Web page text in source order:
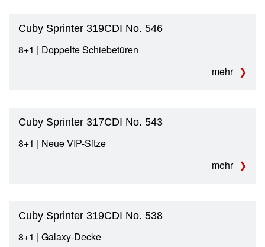
Cuby Sprinter 319CDI No. 546
8+1 | Doppelte Schiebetüren
mehr
Cuby Sprinter 317CDI No. 543
8+1 | Neue VIP-Sitze
mehr
Cuby Sprinter 319CDI No. 538
8+1 | Galaxy-Decke